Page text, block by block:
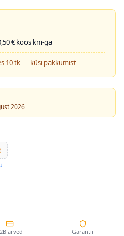
€ koos km-ga
10 tk — küsi pakkumist
2026
arved Garantii